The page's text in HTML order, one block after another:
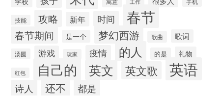
技能 攻略 新年 时间 春节
春节期间 是一个 梦幻西游 歌曲 歌词
汤圆 游戏 玩家 疫情 的人 的是 礼物
红包 自己的 英文 英文歌 英语
诗人 还不 都是